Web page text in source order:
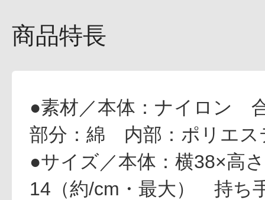
ファッション
商品特長
●素材／本体：ナイロン
部分：綿 内部：ポリエス
●サイズ／本体：横38×高
14（約/cm・最大） 持ち